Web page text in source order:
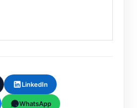
LinkedIn
WhatsApp